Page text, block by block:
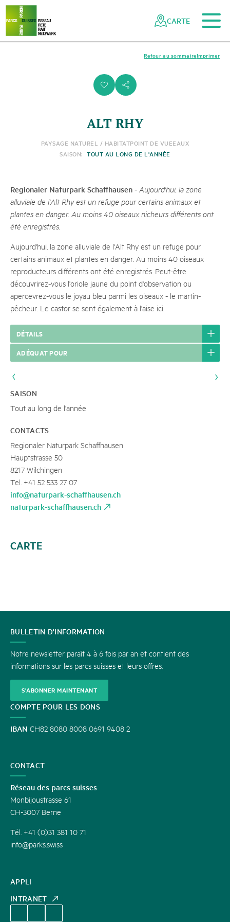
Naviguer
dans
réseau
Navigation
rapide
Vers le contenu principal
Vers la navigation mobile
Vers la recherche
Vers la zone des pieds
Vers le plan du site
CARTE
i s
Imprimer
Retour au sommaire
ALT RHY
PAYSAGE NATUREL / HABITATPOINT DE VUEEAUX
SAISON: TOUT AU LONG DE L'ANNÉE
Regionaler Naturpark Schaffhausen - Aujourd'hui, la zone
alluviale de l'Alt Rhy est un refuge pour certains animaux et
plantes en danger. Au moins 40 oiseaux nicheurs différents ont
été enregistrés.
Aujourd'hui, la zone alluviale de l'Alt Rhy est un refuge pour
certains animaux et plantes en danger. Au moins 40 oiseaux
reproducteurs différents ont été enregistrés. Peut-être
découvrirez-vous l'oriole jaune du point d'observation ou
apercevrez-vous le joyau bleu parmi les oiseaux - le martin-
pêcheur. Le castor se sent également à l'aise ici.
DÉTAILS
ADÉQUAT POUR
SAISON
Tout au long de l'année
CONTACTS
Regionaler Naturpark Schaffhausen
Hauptstrasse 50
8217 Wilchingen
Tel. +41 52 533 27 07
info@naturpark-schaffhausen.ch
naturpark-schaffhausen.ch
CARTE
CONTACT
APPLI
INTRANET
BULLETIN D'INFORMATION
Notre newsletter paraît 4 à 6 fois par an et contient des
informations sur les parcs suisses et leurs offres.
S'ABONNER MAINTENANT
COMPTE POUR LES DONS
IBAN CH82 8080 8008 0691 9408 2
CONTACT
Réseau des parcs suisses
Monbijoustrasse 61
CH-3007 Berne
Tél. +41 (0)31 381 10 71
info@parks.swiss